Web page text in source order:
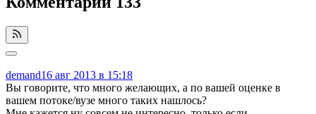
demand16 авг 2013 в 15:18
Вы говорите, что много желающих, а по вашей оценке в
вашем потоке/вузе много таких нашлось?